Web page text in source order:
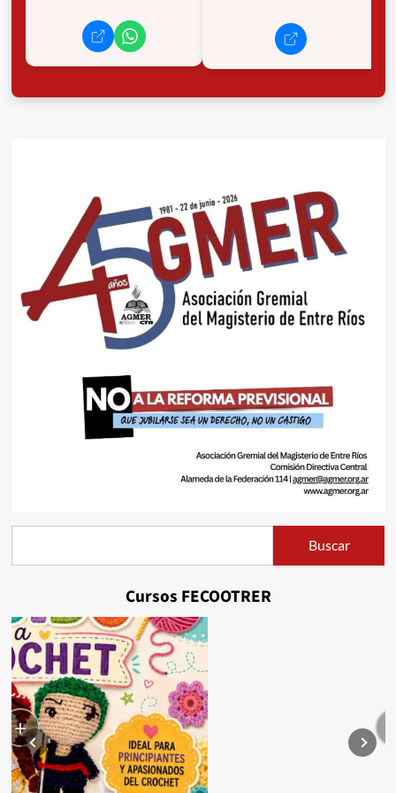
Buscar
Cursos FECOOTRER
+